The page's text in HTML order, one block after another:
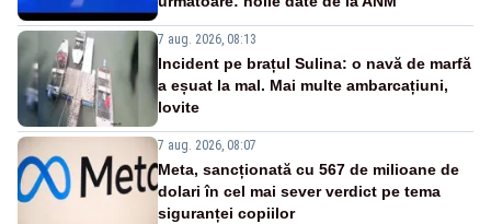
7 aug. 2026, 08:13
Incident pe brațul Sulina: o navă de marfă
a eșuat la mal. Mai multe ambarcațiuni,
lovite
7 aug. 2026, 08:07
Meta, sancționată cu 567 de milioane de
dolari în cel mai sever verdict pe tema
siguranței copiilor